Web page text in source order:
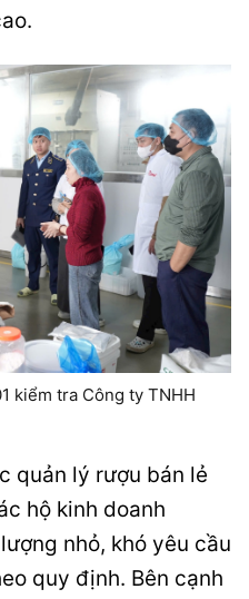
kiểm tra Công ty TNHH
quản lý rượu bán lẻ
hộ kinh doanh
nhỏ, khó yêu cầu
quy định. Bên cạnh